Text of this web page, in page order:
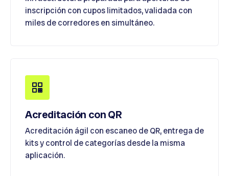
inscripción con cupos limitados, validada con
miles de corredores en simultáneo.
Acreditación con QR
Acreditación ágil con escaneo de QR, entrega de
kits y control de categorías desde la misma
aplicación.